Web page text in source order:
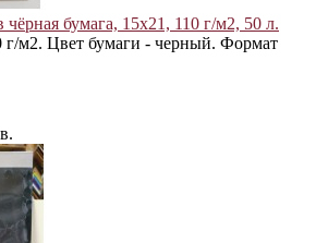
бумага, 15х21, 110 г/м2, 50 л.
г/м2. Цвет бумаги - черный. Формат